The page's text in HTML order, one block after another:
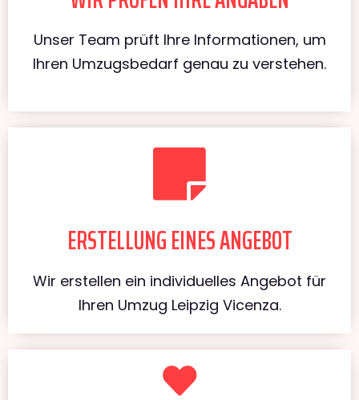
Unser Team prüft Ihre Informationen, um
Ihren Umzugsbedarf genau zu verstehen.
ERSTELLUNG EINES ANGEBOT
Wir erstellen ein individuelles Angebot für
Ihren Umzug Leipzig Vicenza.